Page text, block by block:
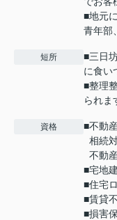
■地元
青年部
短所
■三日
に食い
■整理
られま
資格
■不動
相続
不動
■宅地
■住宅
■賃貸
■損害